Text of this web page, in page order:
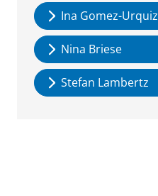
Ina Gomez-
Nina Briese
Stefan Lambertz